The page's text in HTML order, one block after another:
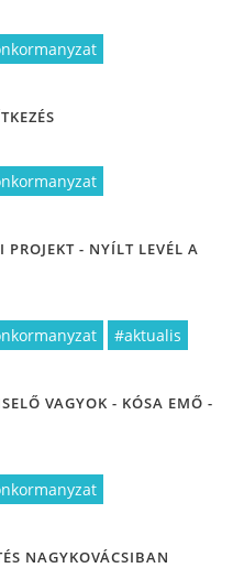
PROJEKT - NYÍLT LEVÉL A
#aktualis
VAGYOK - KÓSA EMŐ -
NAGYKOVÁCSIBAN